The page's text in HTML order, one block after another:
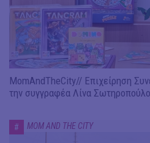
MomAndTheCity// Επιχείρηση
την συγγραφέα Λίνα
# MOM AND THE CITY